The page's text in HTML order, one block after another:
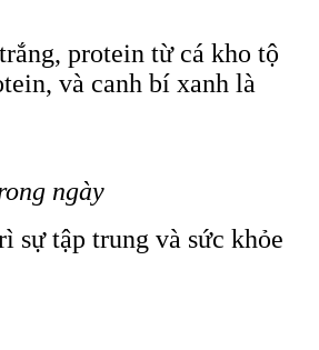
protein từ cá kho tộ
và canh bí xanh là
ngày
sự tập trung và sức khỏe